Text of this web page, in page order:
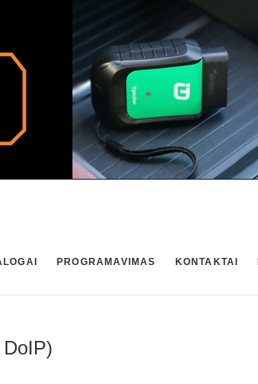
PROGRAMAVIMAS KONTAKTAI